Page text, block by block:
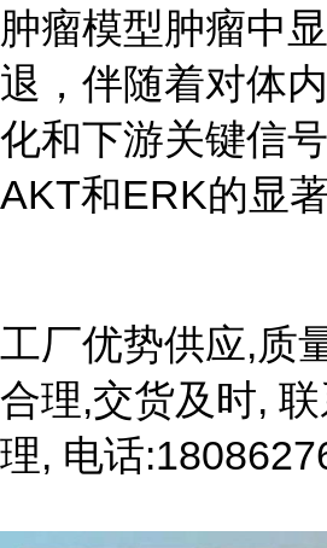
肿瘤模型肿瘤中
退，伴随着对体
化和下游关键信
AKT和ERK的显著
工厂优势供应,质
合理,交货及时,
理, 电话